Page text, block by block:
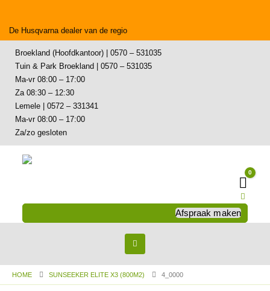
De Husqvarna dealer van de regio
Broekland (Hoofdkantoor) | 0570 – 531035
Tuin & Park Broekland | 0570 – 531035
Ma-vr 08:00 – 17:00
Za 08:30 – 12:30
Lemele | 0572 – 331341
Ma-vr 08:00 – 17:00
Za/zo gesloten
0
Afspraak maken
HOME SUNSEEKER ELITE X3 (800M2) 4_0000